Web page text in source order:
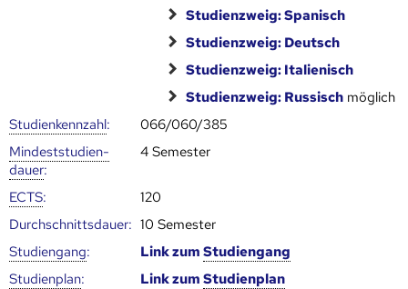
Studienzweig: Spanisch
Studienzweig: Deutsch
Studienzweig: Italienisch
Studienzweig: Russisch möglich
Studien­kenn­zahl:
066/060/385
Mindest­studien­
dauer:
4 Semester
ECTS:
120
Durch­schnitts­dauer: 10 Semester
Studien­gang: Link zumStudien­gang
Studien­plan: Link zumStudien­plan